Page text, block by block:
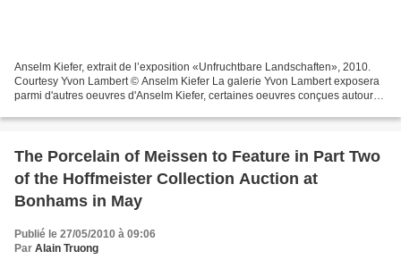
Anselm Kiefer, extrait de l’exposition «Unfruchtbare Landschaften», 2010.
Courtesy Yvon Lambert © Anselm Kiefer La galerie Yvon Lambert exposera
parmi d'autres oeuvres d'Anselm Kiefer, certaines oeuvres conçues autour
The Porcelain of Meissen to Feature in Part Two
of the Hoffmeister Collection Auction at
Bonhams in May
Publié le 27/05/2010 à 09:06
Par Alain Truong